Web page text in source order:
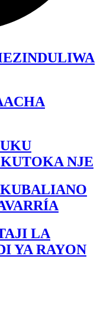
NJE
LA
YA RAYON